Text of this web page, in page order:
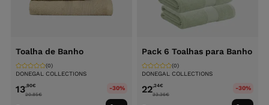
Toalha de Banho
DONEGAL COLLECTIONS
(0)
13,90€
20.85€
-30%
Pack 6 Toalhas para Banho
DONEGAL COLLECTIONS
(0)
22,24€
33.36€
-30%